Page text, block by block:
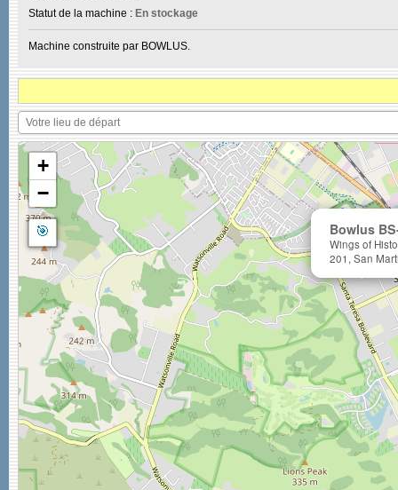
Statut de la machine : En stockage
Machine construite par BOWLUS.
Bowlus
Wings of
201, San
+
−
🎯